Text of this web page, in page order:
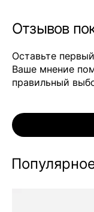
Отзывов
Оставьте
Ваше мнение
правильный